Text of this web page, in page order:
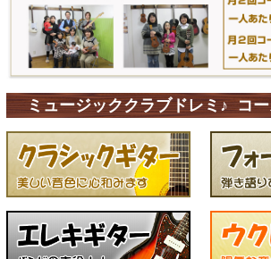
ミュージッククラブドレミ♪ コ